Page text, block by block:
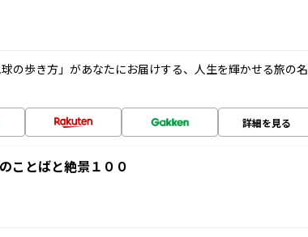
の歩き方」があなたにお届けする、人生を輝かせる旅の名
詳細を見る
ことばと絶景１００